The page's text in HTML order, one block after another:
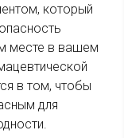
который
месте в вашем
в том, чтобы
для